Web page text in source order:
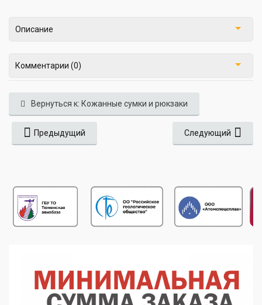
Описание
Комментарии (0)
Вернуться к: Кожанные сумки и рюкзаки
Предыдущий Следующий